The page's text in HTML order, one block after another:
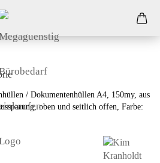
/ Dokumentenhüllen A4, 150my, aus
oben und seitlich offen, Farbe: